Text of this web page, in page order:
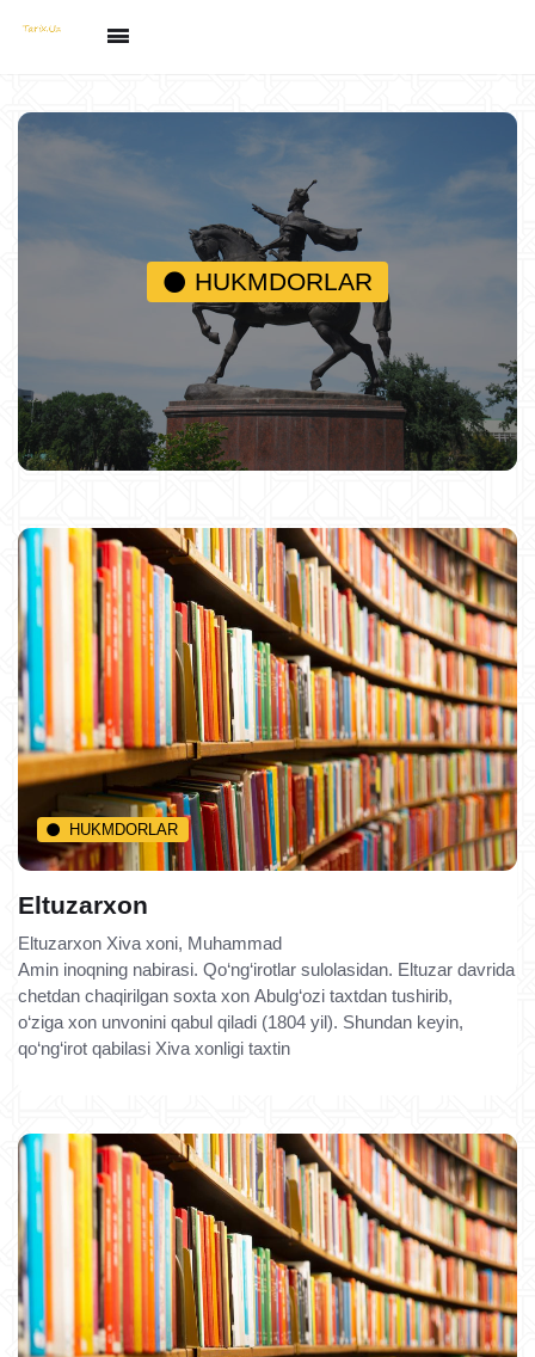
HUKMDORLAR
HUKMDORLAR
Eltuzarxon
Eltuzarxon Xiva xoni, Muhammad
Amin inoqning nabirasi. Qo‘ng‘irotlar sulolasidan. Eltuzar davrida
chetdan chaqirilgan soxta xon Abulg‘ozi taxtdan tushirib,
o‘ziga xon unvonini qabul qiladi (1804 yil). Shundan keyin,
qo‘ng‘irot qabilasi Xiva xonligi taxtin